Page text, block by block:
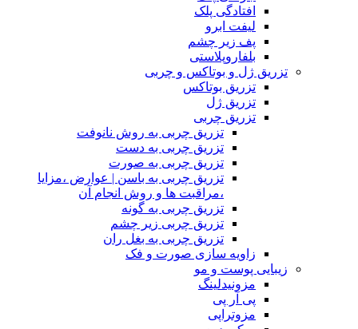
افتادگی پلک
لیفت ابرو
پف زیر چشم
بلفاروپلاستی
تزریق ژل و بوتاکس و چربی
تزریق بوتاکس
تزریق ژل
تزریق چربی
تزریق چربی به روش نانوفت
تزریق چربی به دست
تزریق چربی به صورت
تزریق چربی به باسن | عوارض ،مزایا
،مراقبت ها و روش انجام آن
تزریق چربی به گونه
تزریق چربی زیر چشم
تزریق چربی به بغل ران
زاویه سازی صورت و فک
زیبایی پوست و مو
مزونیدلینگ
پی آر پی
مزوتراپی